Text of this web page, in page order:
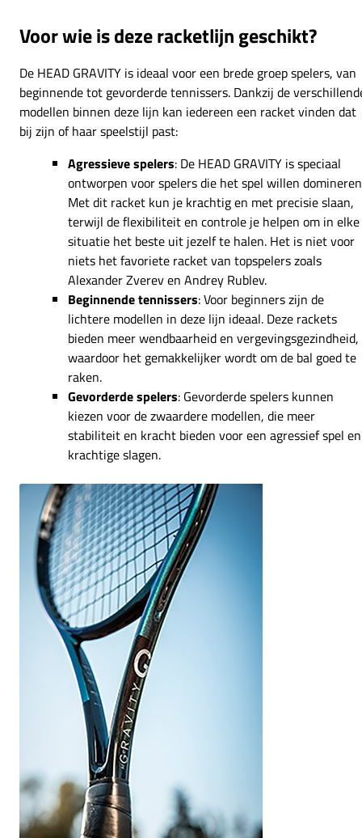
Voor wie is deze racketlijn geschikt?
De HEAD GRAVITY is ideaal voor een brede groep spelers, van
beginnende tot gevorderde tennissers. Dankzij de
modellen binnen deze lijn kan iedereen een racket vinden dat
bij zijn of haar speelstijl past:
Agressieve spelers: De HEAD GRAVITY is speciaal
ontworpen voor spelers die het spel willen
Met dit racket kun je krachtig en met precisie slaan,
terwijl de flexibiliteit en controle je helpen om in elke
situatie het beste uit jezelf te halen. Het is niet voor
niets het favoriete racket van topspelers zoals
Alexander Zverev en Andrey Rublev.
Beginnende tennissers: Voor beginners zijn de
lichtere modellen in deze lijn ideaal. Deze rackets
bieden meer wendbaarheid en vergevingsgezindheid,
waardoor het gemakkelijker wordt om de bal goed te
raken.
Gevorderde spelers: Gevorderde spelers kunnen
kiezen voor de zwaardere modellen, die meer
stabiliteit en kracht bieden voor een agressief spel en
krachtige slagen.